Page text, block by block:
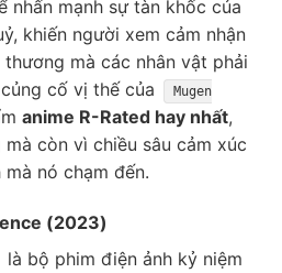
nhấn mạnh sự tàn khốc của
khiến người xem cảm nhận
mà các nhân vật phải
cố vị thế của
Mugen
anime R-Rated hay nhất,
còn vì chiều sâu cảm xúc
nó chạm đến.
(2023)
là bộ phim điện ảnh kỷ niệm